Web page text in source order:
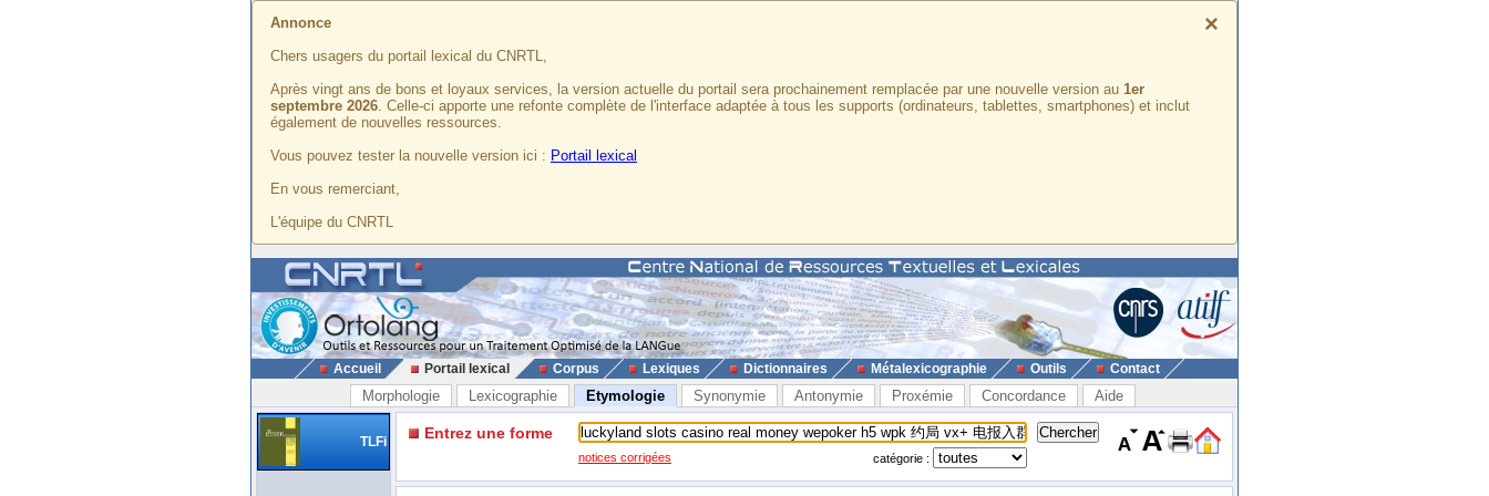
×
Annonce
Chers usagers du portail lexical du CNRTL,
Après vingt ans de bons et loyaux services, la version actuelle du portail sera prochainement remplacée par une nouvelle version au 1er
septembre 2026. Celle-ci apporte une refonte complète de l'interface adaptée à tous les supports (ordinateurs, tablettes, smartphones) et inclut
également de nouvelles ressources.
Vous pouvez tester la nouvelle version ici : Portail lexical
En vous remerciant,
L'équipe du CNRTL
Accueil Portail lexical Corpus Lexiques Dictionnaires Métalexicographie Outils Contact
Morphologie Lexicographie Etymologie Synonymie Antonymie Proxémie Concordance Aide
TLFi Entrez une forme
notices corrigées catégorie :